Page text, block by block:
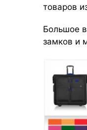
товаров
Большое
замков и